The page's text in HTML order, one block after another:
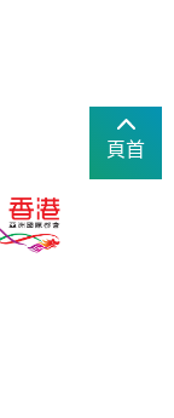
頁首